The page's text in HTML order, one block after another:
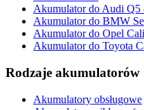
Akumulator do Audi Q5
Akumulator do BMW
Akumulator do Opel
Akumulator do Toyota
Rodzaje akumulatorów
Akumulatory obsługowe